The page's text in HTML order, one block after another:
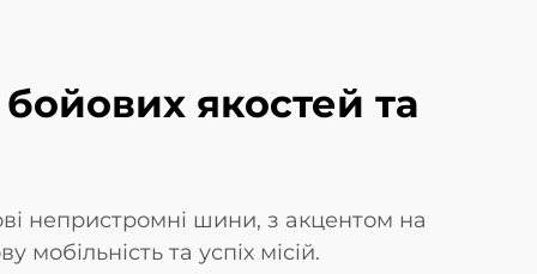
якостей та
непристромні шини, з акцентом на
мобільність та успіх місій.